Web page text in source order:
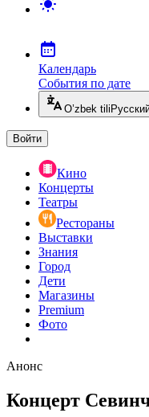
Календарь
События по дате
O’zbek tili
Войти
Кино
Концерты
Театры
Рестораны
Выставки
Знания
Город
Дети
Магазины
Premium
Фото
Анонс
Концерт